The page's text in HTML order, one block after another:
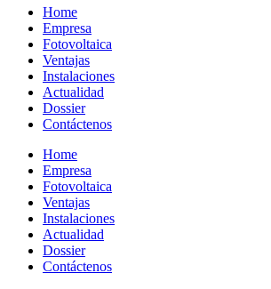
Home
Empresa
Fotovoltaica
Ventajas
Instalaciones
Actualidad
Dossier
Contáctenos
Home
Empresa
Fotovoltaica
Ventajas
Instalaciones
Actualidad
Dossier
Contáctenos